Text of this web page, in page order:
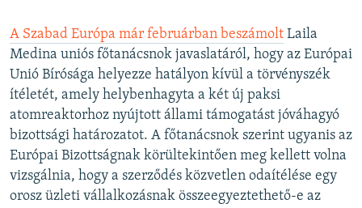
A Szabad Európa már februárban beszámolt Laila
Medina uniós főtanácsnok javaslatáról, hogy az Európai
Unió Bírósága helyezze hatályon kívül a törvényszék
ítéletét, amely helybenhagyta a két új paksi
atomreaktorhoz nyújtott állami támogatást jóváhagyó
bizottsági határozatot. A főtanácsnok szerint ugyanis az
Európai Bizottságnak körültekintően meg kellett volna
vizsgálnia, hogy a szerződés közvetlen odaítélése egy
orosz üzleti vállalkozásnak összeegyeztethető-e az